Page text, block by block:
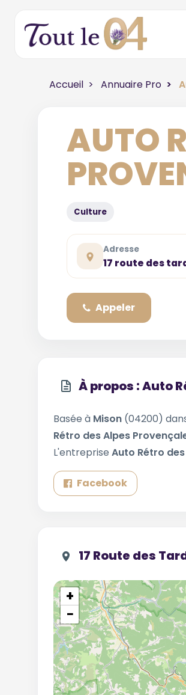
Accueil Annuaire Pro
AUTO
Culture
Adresse
17 route des
Appeler
À propos : Auto
Basée à Mison (04200)
Rétro des Alpes
L'entreprise Auto Rétro
Facebook
17 Route des
+
−